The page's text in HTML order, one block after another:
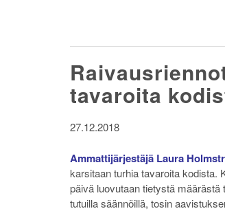
tavaroita
27.12.2018
Ammattijärjestäjä Laura
karsitaan turhia tavaroita kodista.
päivä luovutaan tietystä
tutuilla säännöillä, tosin